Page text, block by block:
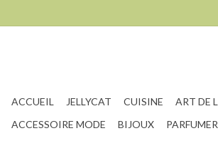
ACCUEIL JELLYCAT CUISINE ART DE
ACCESSOIRE MODE
BIJOUX